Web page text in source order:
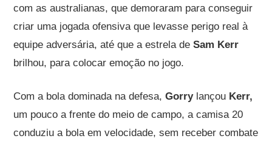
com as australianas, que demoraram para conseguir
criar uma jogada ofensiva que levasse perigo real à
equipe adversária, até que a estrela deSam Kerr
brilhou, para colocar emoção no jogo.
Com a bola dominada na defesa,Gorry lançou Kerr,
um pouco a frente do meio de campo, a camisa 20
conduziu a bola em velocidade, sem receber combate